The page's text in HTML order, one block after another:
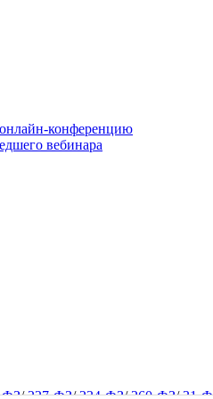
онлайн-конференцию
вебинара